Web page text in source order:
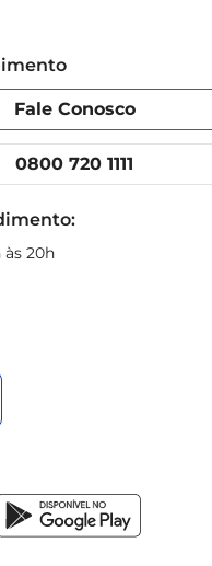
Fale Conosco
0800 720 1111
às 20h